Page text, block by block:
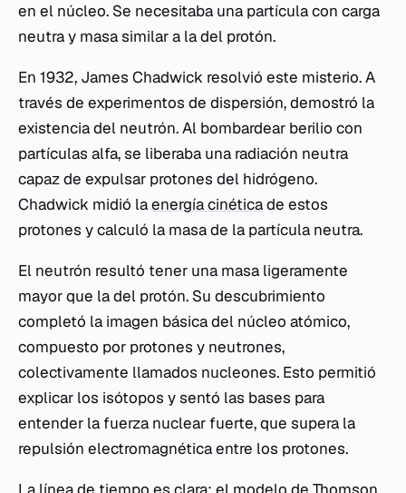
en el núcleo. Se necesitaba una partícula con carga
neutra y masa similar a la del protón.
En 1932, James Chadwick resolvió este misterio. A
través de experimentos de dispersión, demostró la
existencia del neutrón. Al bombardear berilio con
partículas alfa, se liberaba una radiación neutra
capaz de expulsar protones del hidrógeno.
Chadwick midió laenergía cinéticade estos
protones y calculó la masa de la partícula neutra.
El neutrón resultó tener una masa ligeramente
mayor que la del protón. Su descubrimiento
completó la imagen básica del núcleo atómico,
compuesto por protones y neutrones,
colectivamente llamados nucleones. Esto permitió
explicar los isótopos y sentó las bases para
entender la fuerza nuclear fuerte, que supera la
repulsión electromagnética entre los protones.